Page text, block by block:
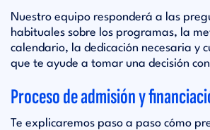
Nuestro equipo responderá a las
habituales sobre los programas, la
calendario, la dedicación necesaria y
que te ayude a tomar una decisión
Proceso de admisión y
Te explicaremos paso a paso cómo